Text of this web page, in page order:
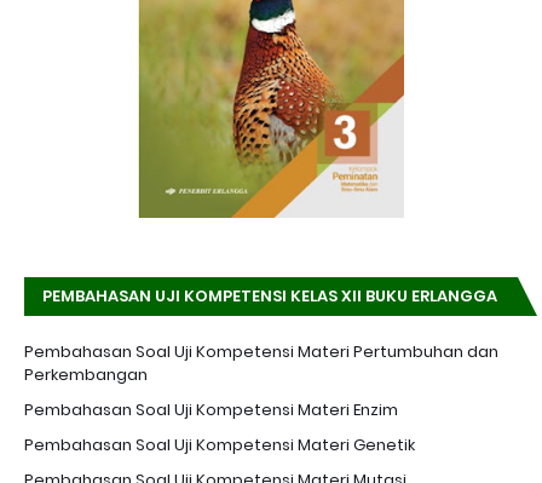
PEMBAHASAN UJI KOMPETENSI KELAS XII BUKU ERLANGGA
Pembahasan Soal Uji Kompetensi Materi Pertumbuhan dan
Perkembangan
Pembahasan Soal Uji Kompetensi Materi Enzim
Pembahasan Soal Uji Kompetensi Materi Genetik